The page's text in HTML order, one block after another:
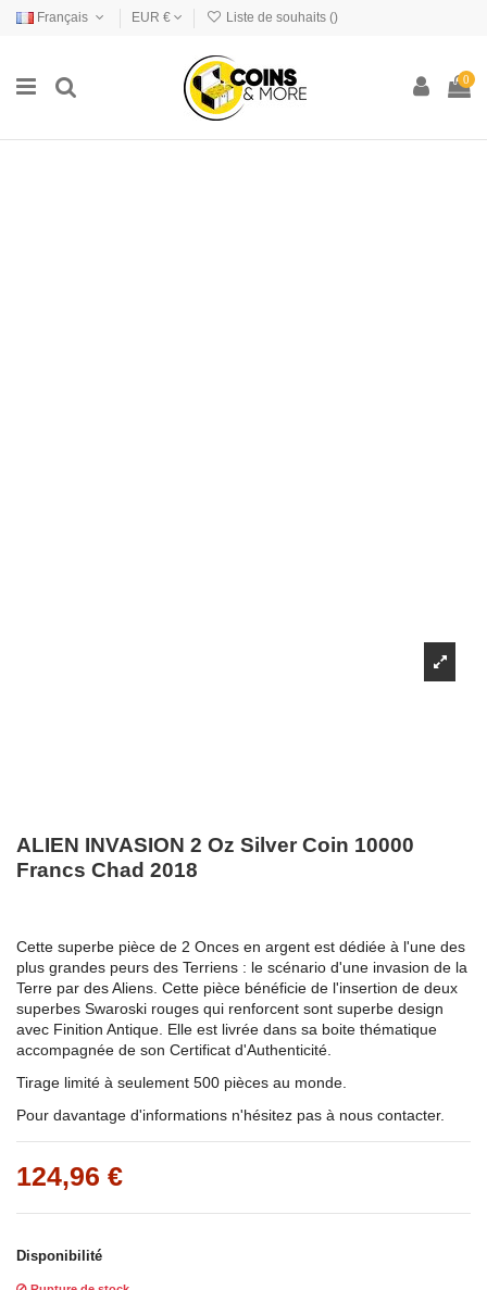
Français EUR € Liste de souhaits ()
0
ALIEN INVASION 2 Oz Silver Coin 10000
Francs Chad 2018
Cette superbe pièce de 2 Onces en argent est dédiée à l'une des
plus grandes peurs des Terriens : le scénario d'une invasion de la
Terre par des Aliens. Cette pièce bénéficie de l'insertion de deux
superbes Swaroski rouges qui renforcent sont superbe design
avec Finition Antique. Elle est livrée dans sa boite thématique
accompagnée de son Certificat d'Authenticité.
Tirage limité à seulement 500 pièces au monde.
Pour davantage d'informations n'hésitez pas à nous contacter.
124,96 €
Disponibilité